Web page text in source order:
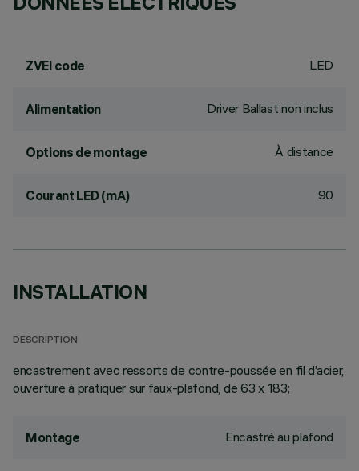
ZVEI code LED
Alimentation Driver Ballast non inclus
Options de montage À distance
Courant LED (mA) 90
INSTALLATION
DESCRIPTION
encastrement avec ressorts de contre-poussée en fil d’acier,
ouverture à pratiquer sur faux-plafond, de 63 x 183;
Montage Encastré au plafond